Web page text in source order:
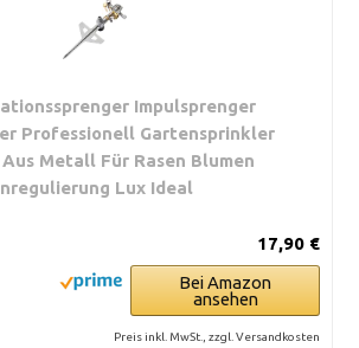
Impulsprenger
Professionell Gartensprinkler
Metall Für Rasen Blumen
Lux Ideal
17,90 €
Bei Amazon
ansehen
Preis inkl. MwSt., zzgl. Versandkosten